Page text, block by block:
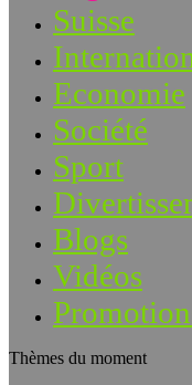
Suisse
Economie
Société
Sport
Blogs
Vidéos
Thèmes du moment